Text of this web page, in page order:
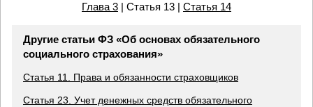
Глава 3| Статья 13 | Статья 14
Другие статьи ФЗ «Об основах обязательного
социального страхования»
Статья 11. Права и обязанности страховщиков
Статья 23. Учет денежных средств обязательного